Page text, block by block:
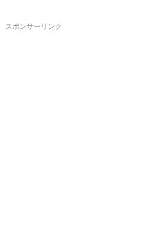
スポンサーリンク